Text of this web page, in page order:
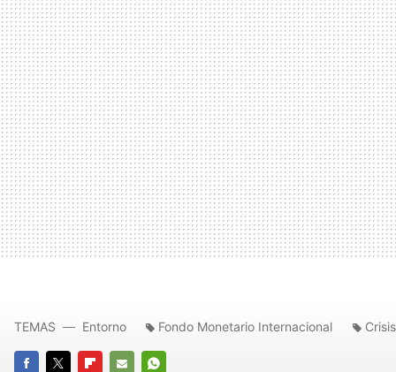
TEMAS Entorno Fondo Monetario Internacional Crisis